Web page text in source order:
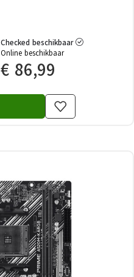
Checked beschikbaar
Online beschikbaar
€ 86,99